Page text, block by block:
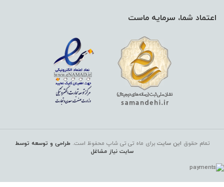
اعتماد شما، سرمایه ماست
تمام حقوق این سایتبرای ماه تی تی شاپ محفوظ است.طراحی و توسعه توسط
سایت نیاز مشاغل